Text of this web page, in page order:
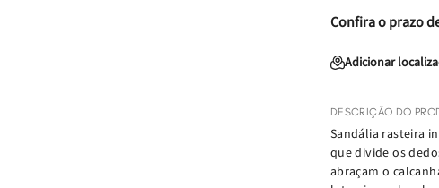
Confira o prazo
Adicionar
DESCRIÇÃO DO
Sandália rasteira
que divide os
abraçam o